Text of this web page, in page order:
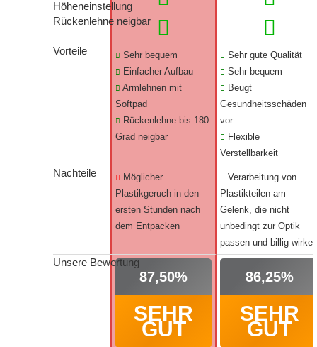
Höheneinstellung
Rückenlehne neigbar
Vorteile
Sehr bequem
Einfacher Aufbau
Armlehnen mit
Softpad
Rückenlehne bis 180
Grad neigbar
Sehr gute Qualität
Sehr bequem
Beugt
Gesundheitsschäden
vor
Flexible
Verstellbarkeit
Nachteile
Möglicher
Plastikgeruch in den
ersten Stunden nach
dem Entpacken
Verarbeitung von
Plastikteilen am
Gelenk, die nicht
unbedingt zur Optik
passen und billig wirken
Unsere Bewertung
87,50%
SEHR
GUT
86,25%
SEHR
GUT